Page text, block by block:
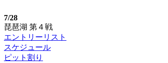
7/28
琵琶湖 第４戦
エントリーリスト
スケジュール
ピット割り